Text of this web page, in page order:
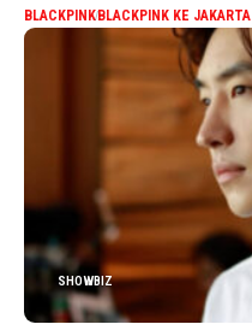
BLACKPINKBLACKPINK KE JAKARTA
SHOWBIZ